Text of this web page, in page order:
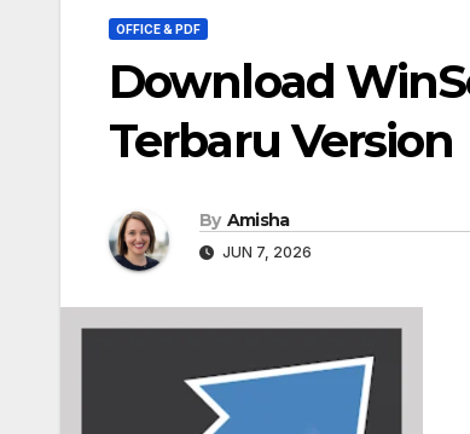
OFFICE & PDF
Download
Terbaru Version
By Amisha
JUN 7, 2026